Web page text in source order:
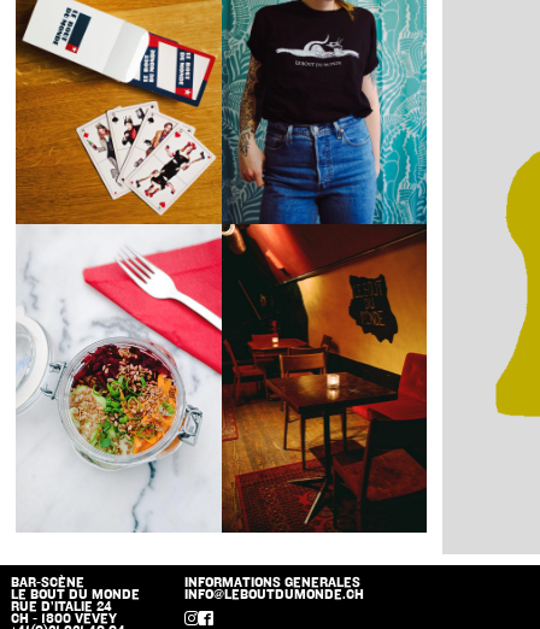
BAR-SCÈNE
LE BOUT DU MONDE
RUE D’ITALIE 24
CH - 1800 VEVEY
INFORMATIONS GENERALES
INFO@LEBOUTDUMONDE.CH